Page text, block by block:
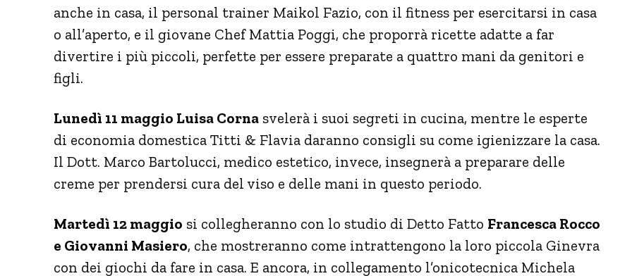
anche in casa, il personal trainer Maikol Fazio, con il fitness per esercitarsi in casa
o all’aperto, e il giovane Chef Mattia Poggi, che proporrà ricette adatte a far
divertire i più piccoli, perfette per essere preparate a quattro mani da genitori e
figli.
Lunedì 11 maggio Luisa Corna svelerà i suoi segreti in cucina, mentre le esperte
di economia domestica Titti & Flavia daranno consigli su come igienizzare la casa.
Il Dott. Marco Bartolucci, medico estetico, invece, insegnerà a preparare delle
creme per prendersi cura del viso e delle mani in questo periodo.
Martedì 12 maggio si collegheranno con lo studio di Detto Fatto Francesca Rocco
e Giovanni Masiero, che mostreranno come intrattengono la loro piccola Ginevra
con dei giochi da fare in casa. E ancora, in collegamento l’onicotecnica Michela